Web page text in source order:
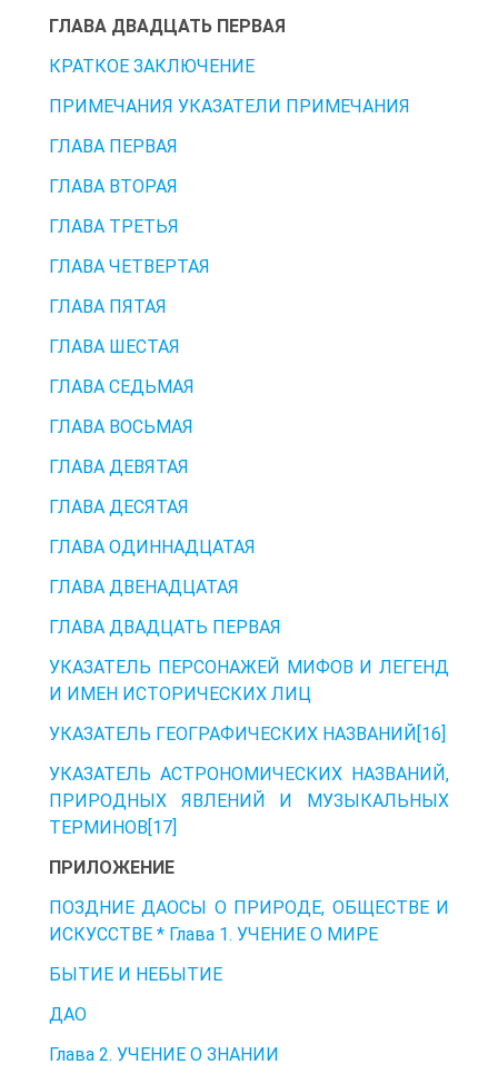
ГЛАВА ДВАДЦАТЬ ПЕРВАЯ
КРАТКОЕ ЗАКЛЮЧЕНИЕ
ПРИМЕЧАНИЯ УКАЗАТЕЛИ ПРИМЕЧАНИЯ
ГЛАВА ПЕРВАЯ
ГЛАВА ВТОРАЯ
ГЛАВА ТРЕТЬЯ
ГЛАВА ЧЕТВЕРТАЯ
ГЛАВА ПЯТАЯ
ГЛАВА ШЕСТАЯ
ГЛАВА СЕДЬМАЯ
ГЛАВА ВОСЬМАЯ
ГЛАВА ДЕВЯТАЯ
ГЛАВА ДЕСЯТАЯ
ГЛАВА ОДИННАДЦАТАЯ
ГЛАВА ДВЕНАДЦАТАЯ
ГЛАВА ДВАДЦАТЬ ПЕРВАЯ
УКАЗАТЕЛЬ ПЕРСОНАЖЕЙ МИФОВ И ЛЕГЕНД
И ИМЕН ИСТОРИЧЕСКИХ ЛИЦ
УКАЗАТЕЛЬ ГЕОГРАФИЧЕСКИХ НАЗВАНИЙ[16]
УКАЗАТЕЛЬ АСТРОНОМИЧЕСКИХ НАЗВАНИЙ,
ПРИРОДНЫХ ЯВЛЕНИЙ И МУЗЫКАЛЬНЫХ
ТЕРМИНОВ[17]
ПРИЛОЖЕНИЕ
ПОЗДНИЕ ДАОСЫ О ПРИРОДЕ, ОБЩЕСТВЕ И
ИСКУССТВЕ * Глава 1. УЧЕНИЕ О МИРЕ
БЫТИЕ И НЕБЫТИЕ
ДАО
Глава 2. УЧЕНИЕ О ЗНАНИИ